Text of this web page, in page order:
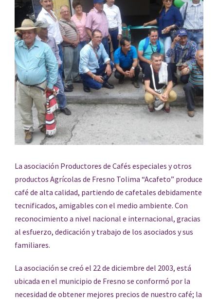
La asociación Productores de Cafés especiales y otros
productos Agrícolas de Fresno Tolima “Acafeto” produce
café de alta calidad, partiendo de cafetales debidamente
tecnificados, amigables con el medio ambiente. Con
reconocimiento a nivel nacional e internacional, gracias
al esfuerzo, dedicación y trabajo de los asociados y sus
familiares.
La asociación se creó el 22 de diciembre del 2003, está
ubicada en el municipio de Fresno se conformó por la
necesidad de obtener mejores precios de nuestro café; la